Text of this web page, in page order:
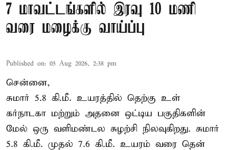
7 மாவட்டங்களில் இரவு 10 மணி
வரை மழைக்கு வாய்ப்பு
Published on: 05 Aug 2026, 2:38 pm
சென்னை,
சுமார் 5.8 கி.மீ. உயரத்தில் தெற்கு உள்
கர்நாடகா மற்றும் அதனை ஒட்டிய பகுதிகளின்
மேல் ஒரு வளிமண்டல சுழற்சி நிலவுகிறது. சுமார்
5.8 கி.மீ. முதல் 7.6 கி.மீ. உயரம் வரை தென்